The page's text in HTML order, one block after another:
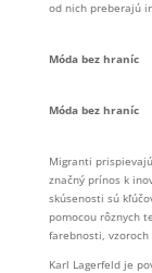
od nich preberajú
Móda bez hraníc
Móda bez hraníc
Migranti
značný prínos k
skúsenosti sú
pomocou rôznych
farebnosti,
Karl Lagerfeld je